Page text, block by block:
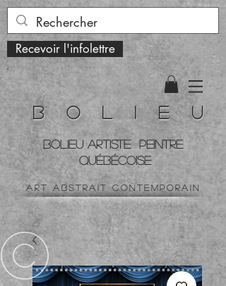
Recevoir l'infolettre
B o l i e u
BOLIEU ARTiste peintre
QUÉBÉCOISe
art ABSTRAIT contemporain
©